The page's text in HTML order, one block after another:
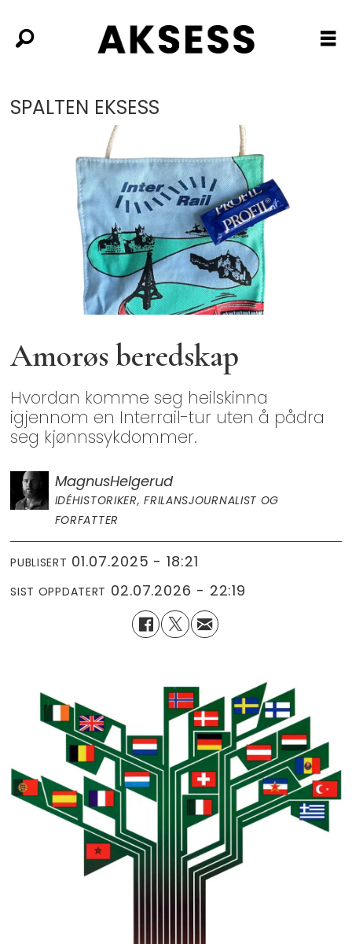
SPALTEN EKSESS
Amorøs beredskap
Hvordan komme seg heilskinna
igjennom en Interrail-tur uten å pådra
seg kjønnssykdommer.
MagnusHelgerud
IDÉHISTORIKER, FRILANSJOURNALIST OG
FORFATTER
PUBLISERT 01.07.2025 - 18:21
SIST OPPDATERT 02.07.2026 - 22:19